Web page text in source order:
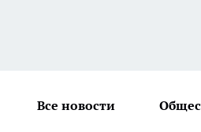
Все новости